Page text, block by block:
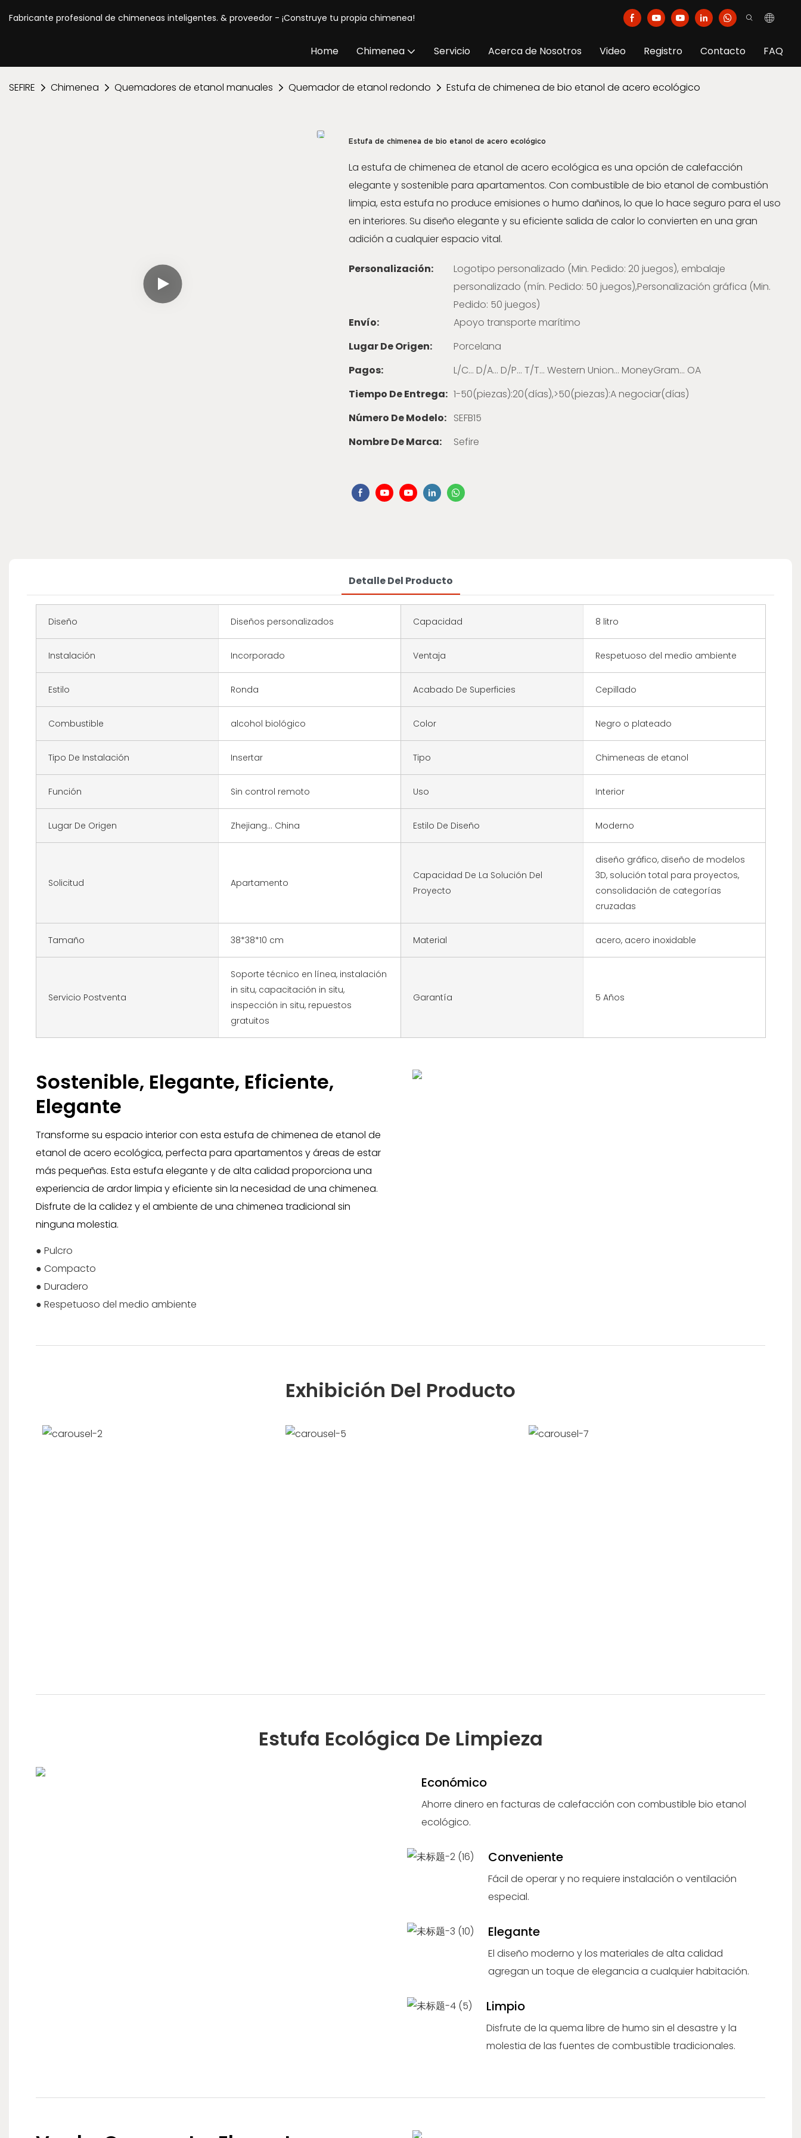
Fabricante profesional de chimeneas inteligentes. & proveedor - ¡Construye tu propia chimenea!
Home Chimenea Servicio Acerca de Nosotros Video Registro Contacto FAQ
SEFIRE Chimenea Quemadores de etanol manuales Quemador de etanol redondo Estufa de chimenea de bio etanol de acero ecológico
Estufa de chimenea de bio etanol de acero ecológico
La estufa de chimenea de etanol de acero ecológica es una opción de calefacción
elegante y sostenible para apartamentos. Con combustible de bio etanol de combustión
limpia, esta estufa no produce emisiones o humo dañinos, lo que lo hace seguro para el uso
en interiores. Su diseño elegante y su eficiente salida de calor lo convierten en una gran
adición a cualquier espacio vital.
Personalización:
Logotipo personalizado (Min. Pedido: 20 juegos), embalaje
personalizado (mín. Pedido: 50 juegos),Personalización gráfica (Min.
Pedido: 50 juegos)
Envío:
Apoyo transporte marítimo
Lugar De Origen:
Porcelana
Pagos:
L/C... D/A... D/P... T/T... Western Union... MoneyGram... OA
Tiempo De Entrega: 1-50(piezas):20(días),>50(piezas):A negociar(días)
Número De Modelo: SEFB15
Nombre De Marca:
Sefire
Detalle Del Producto
Diseño Diseños personalizados Capacidad 8 litro
Instalación Incorporado Ventaja Respetuoso del medio ambiente
Estilo Ronda Acabado De Superficies Cepillado
Combustible alcohol biológico Color Negro o plateado
Tipo De Instalación Insertar Tipo Chimeneas de etanol
Función Sin control remoto Uso Interior
Lugar De Origen Zhejiang... China Estilo De Diseño Moderno
Solicitud Apartamento
Capacidad De La Solución Del
Proyecto
diseño gráfico, diseño de modelos
3D, solución total para proyectos,
consolidación de categorías
cruzadas
Tamaño 38*38*10 cm Material acero, acero inoxidable
Servicio Postventa
Soporte técnico en línea, instalación
in situ, capacitación in situ,
inspección in situ, repuestos
gratuitos
Garantía 5 Años
Sostenible, Elegante, Eficiente,
Elegante
Transforme su espacio interior con esta estufa de chimenea de etanol de
etanol de acero ecológica, perfecta para apartamentos y áreas de estar
más pequeñas. Esta estufa elegante y de alta calidad proporciona una
experiencia de ardor limpia y eficiente sin la necesidad de una chimenea.
Disfrute de la calidez y el ambiente de una chimenea tradicional sin
ninguna molestia.
● Pulcro
● Compacto
● Duradero
● Respetuoso del medio ambiente
Exhibición Del Producto
Estufa Ecológica De Limpieza
Económico
Ahorre dinero en facturas de calefacción con combustible bio etanol
ecológico.
Conveniente
Fácil de operar y no requiere instalación o ventilación
especial.
Elegante
El diseño moderno y los materiales de alta calidad
agregan un toque de elegancia a cualquier habitación.
Limpio
Disfrute de la quema libre de humo sin el desastre y la
molestia de las fuentes de combustible tradicionales.